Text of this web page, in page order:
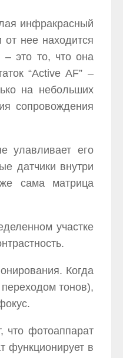
инфракрасный
нее находится
– это то, что она
“Active AF” –
на небольших
сопровождения
улавливает его
датчики внутри
сама матрица
участке
Когда
тонов),
что фотоаппарат
функционирует в